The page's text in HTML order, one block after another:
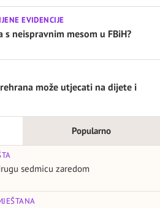
EVIDENCIJE
s neispravnim mesom u FBiH?
može utjecati na dijete i
Popularno
sedmicu zaredom